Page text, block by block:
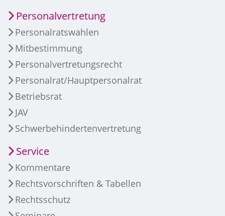
Personalvertretung
Personalratswahlen
Mitbestimmung
Personalvertretungsrecht
Personalrat/Hauptpersonalrat
Betriebsrat
JAV
Schwerbehindertenvertretung
Service
Kommentare
Rechtsvorschriften & Tabellen
Rechtsschutz